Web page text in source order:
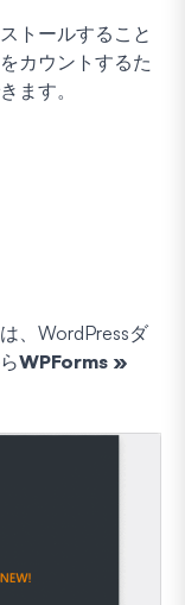
トールすること
カウントするた
ます。
、WordPressダ
WPForms »